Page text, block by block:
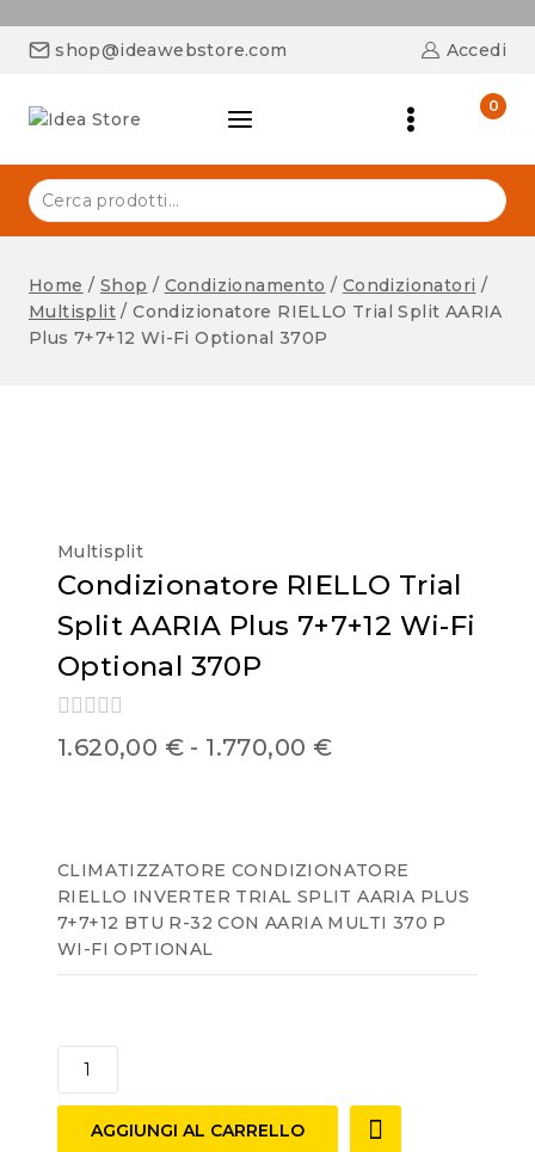
shop@ideawebstore.com Accedi
0
Home / Shop / Condizionamento / Condizionatori /
Multisplit / Condizionatore RIELLO Trial Split AARIA
Plus 7+7+12 Wi-Fi Optional 370P
Multisplit
Condizionatore RIELLO Trial
Split AARIA Plus 7+7+12 Wi-Fi
Optional 370P
0
out
1.620,00 € - 1.770,00 €
CLIMATIZZATORE CONDIZIONATORE
RIELLO INVERTER TRIAL SPLIT AARIA PLUS
7+7+12 BTU R-32 CON AARIA MULTI 370 P
WI-FI OPTIONAL
AGGIUNGI AL CARRELLO